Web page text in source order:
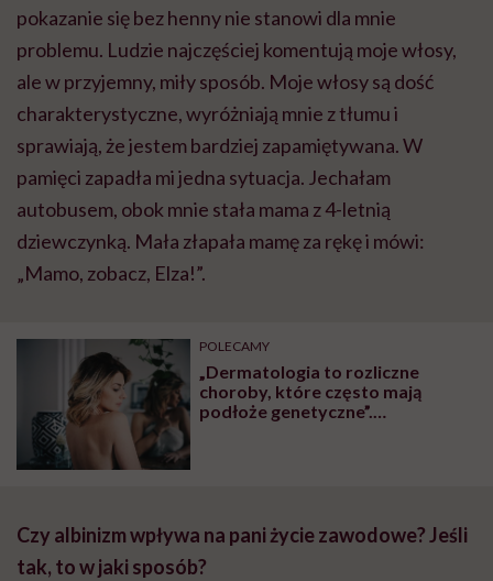
pokazanie się bez henny nie stanowi dla mnie
problemu. Ludzie najczęściej komentują moje włosy,
ale w przyjemny, miły sposób. Moje włosy są dość
charakterystyczne, wyróżniają mnie z tłumu i
sprawiają, że jestem bardziej zapamiętywana. W
pamięci zapadła mi jedna sytuacja. Jechałam
autobusem, obok mnie stała mama z 4-letnią
dziewczynką. Mała złapała mamę za rękę i mówi:
„Mamo, zobacz, Elza!”.
POLECAMY
„Dermatologia to rozliczne
choroby, które często mają
podłoże genetyczne”.
Czy albinizm wpływa na pani życie zawodowe? Jeśli
tak, to w jaki sposób?